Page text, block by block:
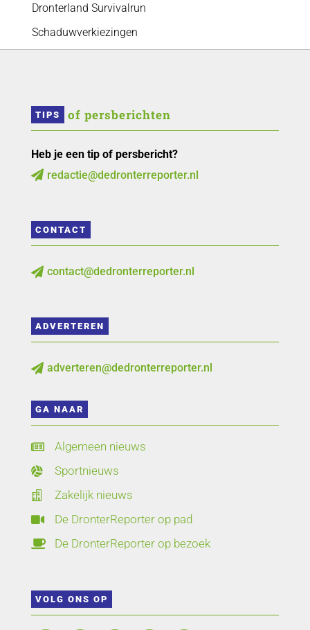
Dronterland Survivalrun
Schaduwverkiezingen
TIPS of persberichten
Heb je een tip of persbericht?
 redactie@dedronterreporter.nl
CONTACT
 contact@dedronterreporter.nl
ADVERTEREN
 adverteren@dedronterreporter.nl
GA NAAR
 Algemeen nieuws
 Sportnieuws
 Zakelijk nieuws
 De DronterReporter op pad
 De DronterReporter op bezoek
VOLG ONS OP